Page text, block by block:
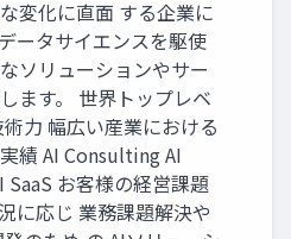
変化に直面 する企業に
ータサイエンスを駆使
ソリューションやサー
ます。 世界トップレベ
力 幅広い産業における
績 AI Consulting AI
お客様の経営課題
に応じ 業務課題解決や